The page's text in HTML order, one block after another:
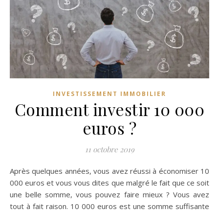
INVESTISSEMENT IMMOBILIER
Comment investir 10 000
euros ?
11 octobre 2019
Après quelques années, vous avez réussi à économiser 10
000 euros et vous vous dites que malgré le fait que ce soit
une belle somme, vous pouvez faire mieux ? Vous avez
tout à fait raison. 10 000 euros est une somme suffisante